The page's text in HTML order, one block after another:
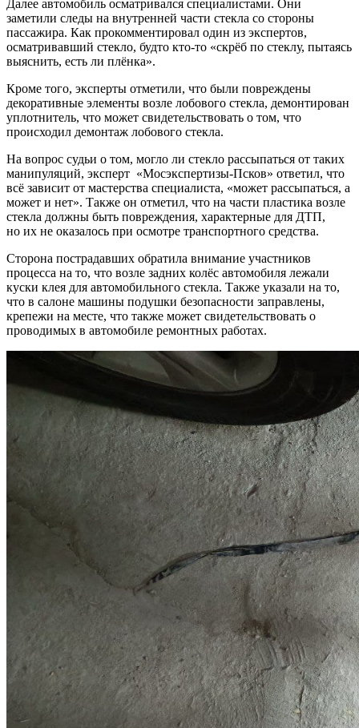
Далее автомобиль осматривался специалистами. Они
заметили следы на внутренней части стекла со стороны
пассажира. Как прокомментировал один из экспертов,
осматривавший стекло, будто кто-то «скрёб по стеклу, пытаясь
выяснить, есть ли плёнка».
Кроме того, эксперты отметили, что были повреждены
декоративные элементы возле лобового стекла, демонтирован
уплотнитель, что может свидетельствовать о том, что
происходил демонтаж лобового стекла.
На вопрос судьи о том, могло ли стекло рассыпаться от таких
манипуляций, эксперт «Мосэкспертизы-Псков» ответил, что
всё зависит от мастерства специалиста, «может рассыпаться, а
может и нет». Также он отметил, что на части пластика возле
стекла должны быть повреждения, характерные для ДТП,
но их не оказалось при осмотре транспортного средства.
Сторона пострадавших обратила внимание участников
процесса на то, что возле задних колёс автомобиля лежали
куски клея для автомобильного стекла. Также указали на то,
что в салоне машины подушки безопасности заправлены,
крепежи на месте, что также может свидетельствовать о
проводимых в автомобиле ремонтных работах.